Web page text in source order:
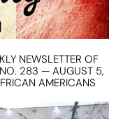
NEWSLETTER OF
283 — AUGUST 5,
AMERICANS